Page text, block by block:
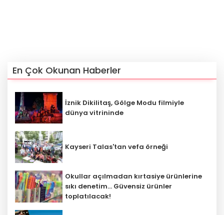
En Çok Okunan Haberler
İznik Dikilitaş, Gölge Modu filmiyle
‎dünya vitrininde
Kayseri Talas'tan vefa örneği
Okullar açılmadan kırtasiye ürünlerine
sıkı denetim... Güvensiz ürünler
toplatılacak!